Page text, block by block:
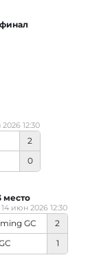
2
0
12:30
GC
2
1
14 июн 2026 12:30
место